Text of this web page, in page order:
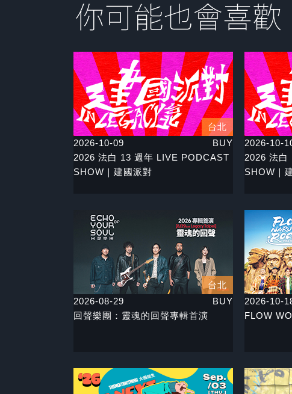
台北
2026-10-09
BUY
2026 法白 13 週年 LIVE PODCAST
SHOW｜建國派對
2026-10-
2026 法白
SHOW｜
台北
2026-08-29
BUY
回聲樂團：靈魂的回聲專輯首演
2026-10-
FLOW